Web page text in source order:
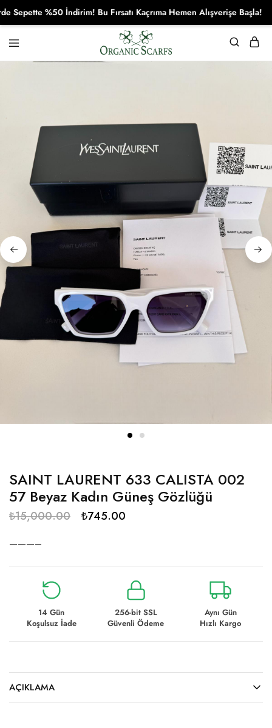
Organikscarf
SAINT LAURENT 633 CALISTA 002
57 Beyaz Kadın Güneş Gözlüğü
₺15,000.00 ₺745.00
———–
14 Gün
Koşulsuz İade
256-bit SSL
Güvenli Ödeme
Aynı Gün
Hızlı Kargo
AÇIKLAMA
%50 İndirim! Bu Fırsatı Kaçrıma Hemen Alışverişe Başla!